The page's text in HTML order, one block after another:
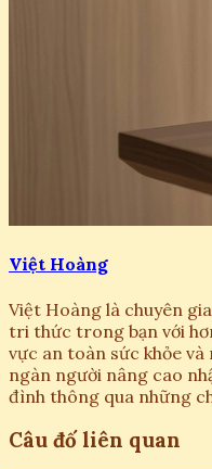
Việt Hoàng
Việt Hoàng là chuyên
tri thức trong bạn với
vực an toàn sức khỏe
ngàn người nâng cao
đình thông qua những
Câu đố liên quan